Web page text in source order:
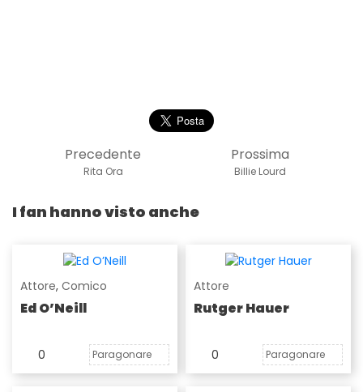
Prossima
Billie Lourd
Precedente
Rita Ora
I fan hanno visto anche
Attore, Comico
Ed O’Neill
0 Paragonare
Attore
Rutger Hauer
0 Paragonare